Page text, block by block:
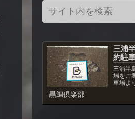
三浦
約駐
三浦半
場をご
車場よ
く、
黒鯛倶楽部